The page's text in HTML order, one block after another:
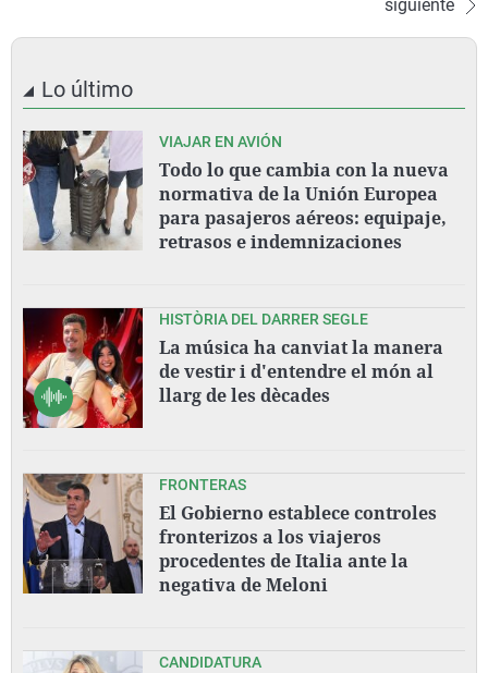
siguiente
Lo último
VIAJAR EN AVIÓN
Todo lo que cambia con la nueva
normativa de la Unión Europea
para pasajeros aéreos: equipaje,
retrasos e indemnizaciones
HISTÒRIA DEL DARRER SEGLE
La música ha canviat la manera
de vestir i d'entendre el món al
llarg de les dècades
FRONTERAS
El Gobierno establece controles
fronterizos a los viajeros
procedentes de Italia ante la
negativa de Meloni
CANDIDATURA